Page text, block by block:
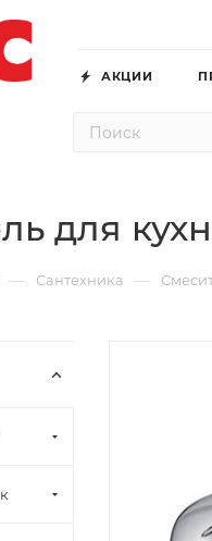
АКЦИИ
для
— Сантехника —